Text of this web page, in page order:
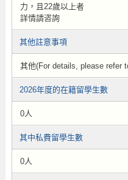
力，且22歲以上者
詳情請咨詢
其他註意事項
其他(For details, please refer
2026年度的在籍留學生數
0人
其中私費留學生數
0人